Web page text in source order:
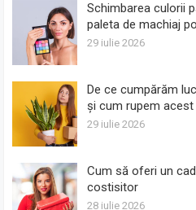
Schimbarea culorii
paleta de machiaj
29 iulie 2026
De ce cumpărăm
și cum rupem
29 iulie 2026
Cum să oferi un
costisitor
28 iulie 2026